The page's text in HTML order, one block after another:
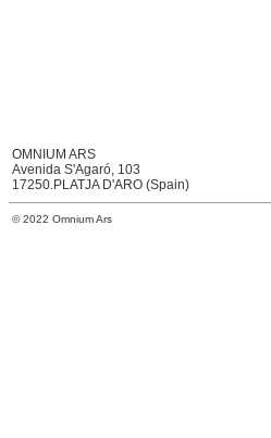
OMNIUM ARS
Avenida S'Agaró, 103
17250.PLATJA D'ARO (Spain)
© 2022 Omnium Ars